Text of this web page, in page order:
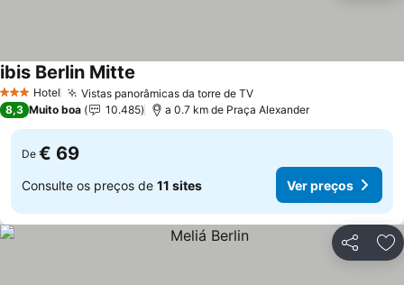
3 EstrelasHotel Vistas panorâmicas da torre de TV
ibis Berlin Mitte
8,3 Muito boa 10.485 a 0.7 km de Praça Alexander
De € 69
Consulte os preços de 11 sites Ver preços
Partilhar